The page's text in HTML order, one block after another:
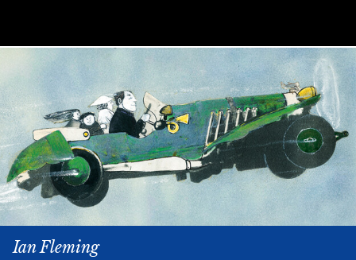
Ian Fleming